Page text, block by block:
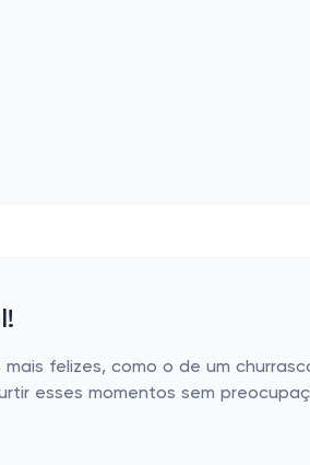
felizes, como o de um
esses momentos sem